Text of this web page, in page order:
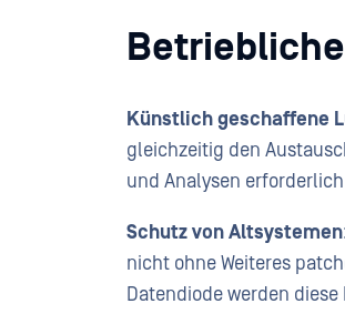
Künstlich geschaffene
gleichzeitig den
und Analysen
Schutz von Altsystemen
nicht ohne Weiteres
Datendiode werden